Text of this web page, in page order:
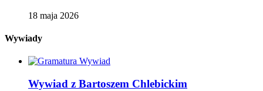
18 maja 2026
Wywiady
Wywiad z Bartoszem Chlebickim